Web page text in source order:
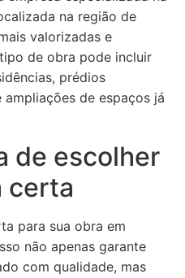
na região de
valorizadas e
de obra pode incluir
prédios
de espaços já
de escolher
certa
para sua obra em
não apenas garante
com qualidade, mas